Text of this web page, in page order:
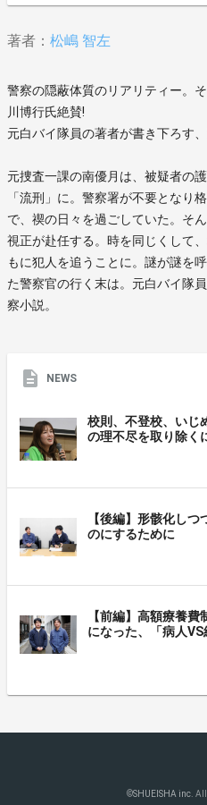
著者： 松嶋 智左
警察の隠蔽体質のリアリティー。
川博行氏絶賛!
元白バイ隊員の著者が書き下ろす
元捜査一課の南優月は、被疑者の
「流刑」に。警察署が不要となり
で、禊の日々を過ごしていた。そ
視正が赴任する。時を同じくして
もに犯人を追うことに。謎が謎を
た警察官の行く末は。元白バイ隊
察小説。
NEWS
校則、不登校、いじ
の理不尽を取り除く
【後編】形骸化し
のにするために
【前編】高額療養
になった、「病人
©SHUEISHA inc. All